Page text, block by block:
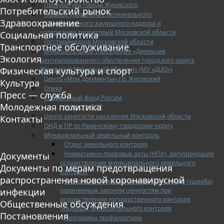
Прокуратура города Жуковского
Главное управление регионального
государственного жилищного надзора и
содержания территорий Московской области
Госстройнадзор Московской области
Муниципальное учреждение «Дирекция
централизованного обеспечения городского округа
Жуковский Московской области» (МУ «ДЦО»)
Центр «Мои документы» г.о. Жуковский
Опека
Социальный фонд России
Новости СФР
Центр занятости населения Московской области
ОНД и ПР по Раменскому городскому округу
Муниципальный земельный контроль
Отдел земельного контроля
Нормативно-правовые акты (НПА), регулирующие
осуществление муниципального земельного
контроля
Управление рисками причинения вреда (ущерба)
охраняемым законом ценностям при
осуществлении государственного контроля
(надзора), муниципального контроля
Программа профилактики
Потребительский рынок
Здравоохранение
Социальная политика
Транспортное обслуживание
Экология
Физическая культура и спорт
Культура
Пресс — служба
Молодежная политика
Контакты
Документы
Документы по мерам предотвращения
распространения новой коронавирусной
инфекции
Общественные обсуждения
Постановления